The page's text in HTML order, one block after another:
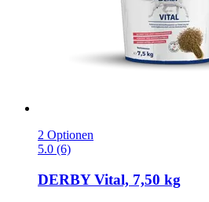
2 Optionen
5.0 (6)
DERBYVital, 7,50 kg